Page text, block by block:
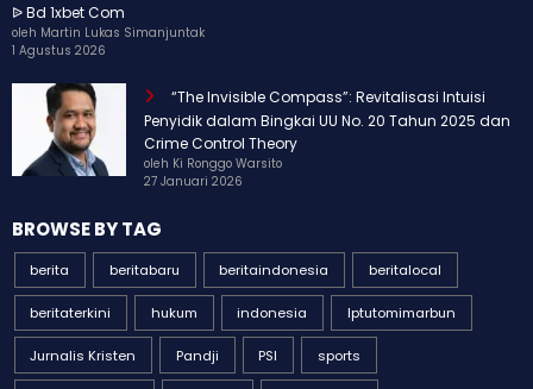
ᐉ Bd 1xbet Com
oleh Martin Lukas Simanjuntak
1 Agustus 2026
“The Invisible Compass”: Revitalisasi Intuisi
Penyidik dalam Bingkai UU No. 20 Tahun 2025 dan
Crime Control Theory
oleh Ki Ronggo Warsito
27 Januari 2026
BROWSE BY TAG
berita beritabaru beritaindonesia beritalocal
beritaterkini hukum indonesia Iptutomimarbun
Jurnalis Kristen Pandji PSI sports